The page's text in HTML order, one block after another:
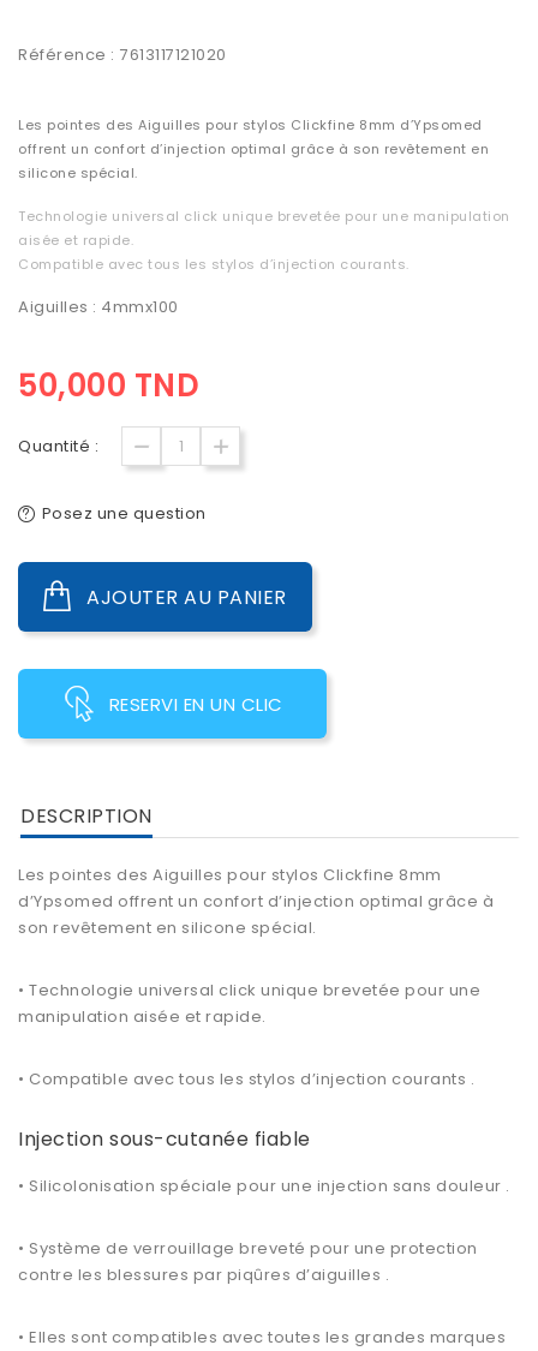
Référence : 7613117121020
Les pointes des Aiguilles pour stylos Clickfine 8mm d’Ypsomed
offrent un confort d’injection optimal grâce à son revêtement en
silicone spécial.
Technologie universal click unique brevetée pour une manipulation
aisée et rapide.
Compatible avec tous les stylos d’injection courants.
Aiguilles : 4mmx100
50,000 TND
Quantité :
Posez une question
AJOUTER AU PANIER
RESERVI EN UN CLIC
DESCRIPTION
Les pointes des Aiguilles pour stylos Clickfine 8mm
d’Ypsomed offrent un confort d’injection optimal grâce à
son revêtement en silicone spécial.
• Technologie universal click unique brevetée pour une
manipulation aisée et rapide.
• Compatible avec tous les stylos d’injection courants .
Injection sous-cutanée fiable
• Silicolonisation spéciale pour une injection sans douleur .
• Système de verrouillage breveté pour une protection
contre les blessures par piqûres d’aiguilles .
• Elles sont compatibles avec toutes les grandes marques